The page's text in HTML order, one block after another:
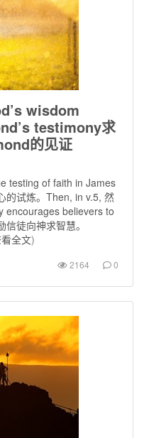
wisdom
testimony求
的见证
testing of faith in James
的试炼。Then, in v.5, 然
encourages believers to
徒向神求智慧。
全文)
2164 0